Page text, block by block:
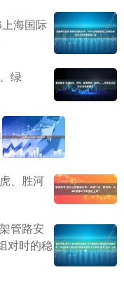
海国际
绿
、胜河
管路安
对时的稳